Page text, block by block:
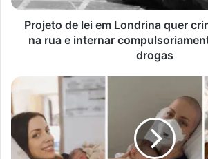
na
usuários
de
drogas
Projeto de lei em Londrina quer
na rua e internar
drogas
Fabiana
Justus
celebra
aniversário
do